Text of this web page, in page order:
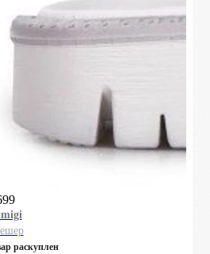
раскуплен